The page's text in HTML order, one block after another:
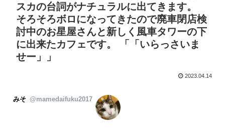
スカの台詞がナチュラルに出てきます。
そろそろボロになってきたので廃車閉店検
討中のお星屋さんと新しく風車タワーの下
に出来たカフェです。 「「いらっさいま
せー」」
2023.04.14
みそ @mamedaifuku2017